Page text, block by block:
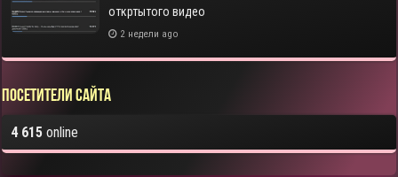
откртытого видео
2 недели ago
Посетители сайта
4 615 online